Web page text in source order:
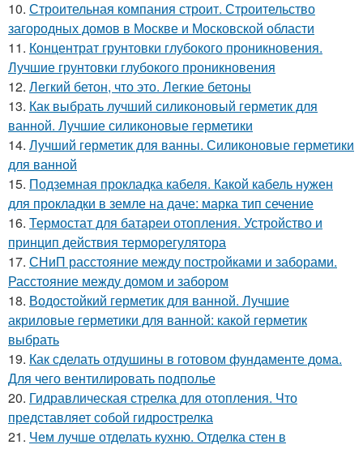
10. Строительная компания строит. Строительство
загородных домов в Москве и Московской области
11. Концентрат грунтовки глубокого проникновения.
Лучшие грунтовки глубокого проникновения
12. Легкий бетон, что это. Легкие бетоны
13. Как выбрать лучший силиконовый герметик для
ванной. Лучшие силиконовые герметики
14. Лучший герметик для ванны. Силиконовые герметики
для ванной
15. Подземная прокладка кабеля. Какой кабель нужен
для прокладки в земле на даче: марка тип сечение
16. Термостат для батареи отопления. Устройство и
принцип действия терморегулятора
17. СНиП расстояние между постройками и заборами.
Расстояние между домом и забором
18. Водостойкий герметик для ванной. Лучшие
акриловые герметики для ванной: какой герметик
выбрать
19. Как сделать отдушины в готовом фундаменте дома.
Для чего вентилировать подполье
20. Гидравлическая стрелка для отопления. Что
представляет собой гидрострелка
21. Чем лучше отделать кухню. Отделка стен в